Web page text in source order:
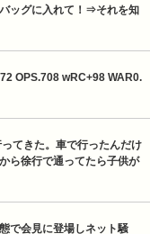
ッグに入れて！⇒それを知
OPS.708 wRC+98 WAR0.
てきた。車で行ったんだけ
ら徐行で通ってたら子供が
で会見に登場しネット騒